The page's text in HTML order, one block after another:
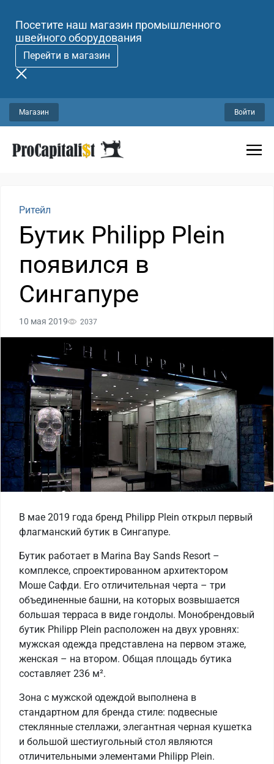
Посетите наш магазин промышленного
швейного оборудования
Перейти в магазин
Магазин Войти
Ритейл
Бутик Philipp Plein
появился в
Сингапуре
10 мая 2019 2037
В мае 2019 года бренд Philipp Plein открыл первый
флагманский бутик в Сингапуре.
Бутик работает в Marina Bay Sands Resort –
комплексе, спроектированном архитектором
Моше Сафди. Его отличительная черта – три
объединенные башни, на которых возвышается
большая терраса в виде гондолы. Монобрендовый
бутик Philipp Plein расположен на двух уровнях:
мужская одежда представлена на первом этаже,
женская – на втором. Общая площадь бутика
составляет 236 м².
Зона с мужской одеждой выполнена в
стандартном для бренда стиле: подвесные
стеклянные стеллажи, элегантная черная кушетка
и большой шестиугольный стол являются
отличительными элементами Philipp Plein.